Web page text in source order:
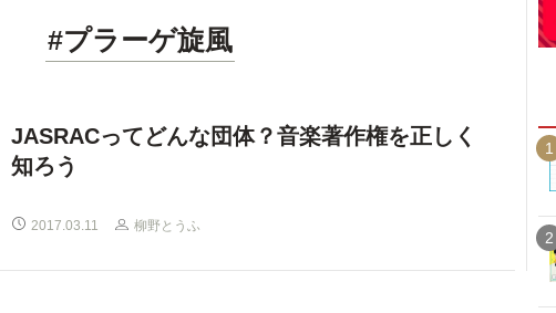
#プラーゲ旋風
JASRACってどんな団体？音楽著作権を正しく
知ろう
2017.03.11 柳野とうふ
1
2